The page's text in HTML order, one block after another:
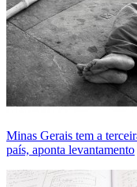
Minas Gerais tem a
país, aponta levantamento